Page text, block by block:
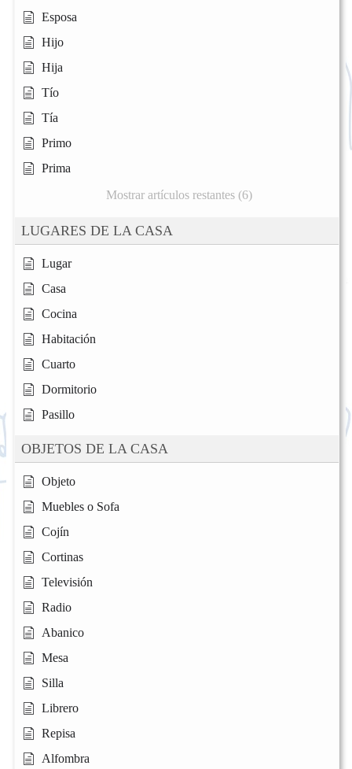
Esposa
Hijo
Hija
Tío
Tía
Primo
Prima
Mostrar artículos restantes (6)
LUGARES DE LA CASA
Lugar
Casa
Cocina
Habitación
Cuarto
Dormitorio
Pasillo
OBJETOS DE LA CASA
Objeto
Muebles o Sofa
Cojín
Cortinas
Televisión
Radio
Abanico
Mesa
Silla
Librero
Repisa
Alfombra